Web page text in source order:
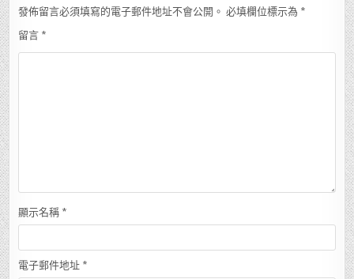
發佈留言必須填寫的電子郵件地址不會公開。 必填欄位標示為 *
留言 *
顯示名稱 *
電子郵件地址 *